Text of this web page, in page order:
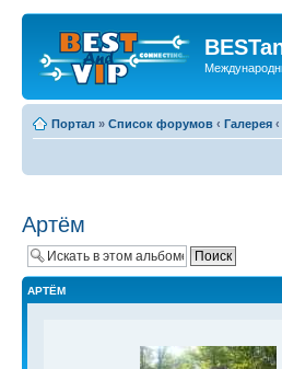
Портал » Список форумов ‹ Галерея ‹
Артём
АРТЁМ